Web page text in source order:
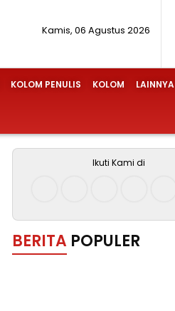
Kamis, 06 Agustus 2026
KOLOM PENULIS KOLOM LAINNYA
Ikuti Kami di
BERITA POPULER